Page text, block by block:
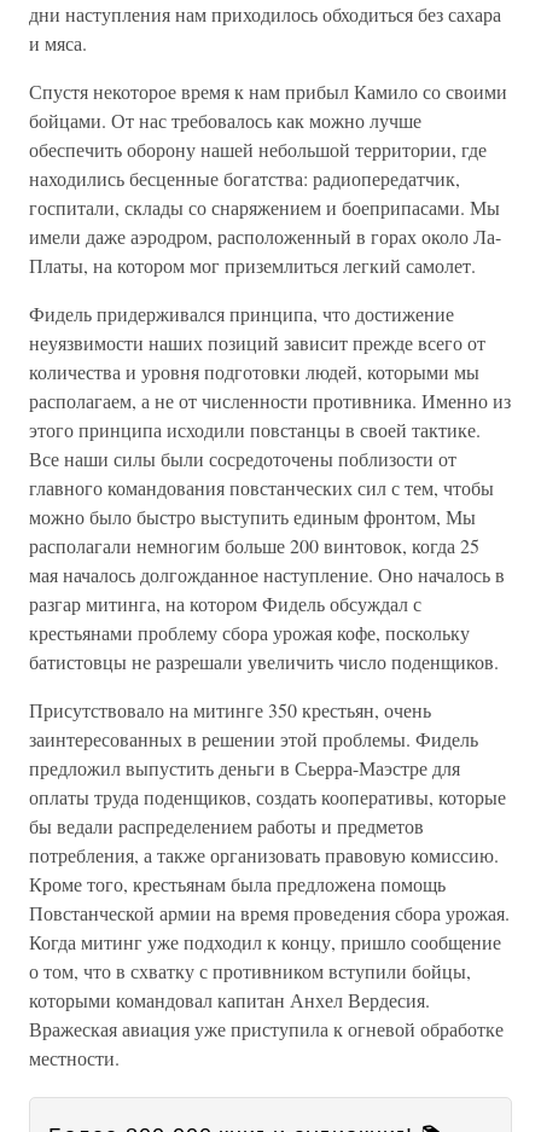
дни наступления нам приходилось обходиться без сахара
и мяса.
Спустя некоторое время к нам прибыл Камило со своими
бойцами. От нас требовалось как можно лучше
обеспечить оборону нашей небольшой территории, где
находились бесценные богатства: радиопередатчик,
госпитали, склады со снаряжением и боеприпасами. Мы
имели даже аэродром, расположенный в горах около Ла-
Платы, на котором мог приземлиться легкий самолет.
Фидель придерживался принципа, что достижение
неуязвимости наших позиций зависит прежде всего от
количества и уровня подготовки людей, которыми мы
располагаем, а не от численности противника. Именно из
этого принципа исходили повстанцы в своей тактике.
Все наши силы были сосредоточены поблизости от
главного командования повстанческих сил с тем, чтобы
можно было быстро выступить единым фронтом, Мы
располагали немногим больше 200 винтовок, когда 25
мая началось долгожданное наступление. Оно началось в
разгар митинга, на котором Фидель обсуждал с
крестьянами проблему сбора урожая кофе, поскольку
батистовцы не разрешали увеличить число поденщиков.
Присутствовало на митинге 350 крестьян, очень
заинтересованных в решении этой проблемы. Фидель
предложил выпустить деньги в Сьерра-Маэстре для
оплаты труда поденщиков, создать кооперативы, которые
бы ведали распределением работы и предметов
потребления, а также организовать правовую комиссию.
Кроме того, крестьянам была предложена помощь
Повстанческой армии на время проведения сбора урожая.
Когда митинг уже подходил к концу, пришло сообщение
о том, что в схватку с противником вступили бойцы,
которыми командовал капитан Анхел Вердесия.
Вражеская авиация уже приступила к огневой обработке
местности.